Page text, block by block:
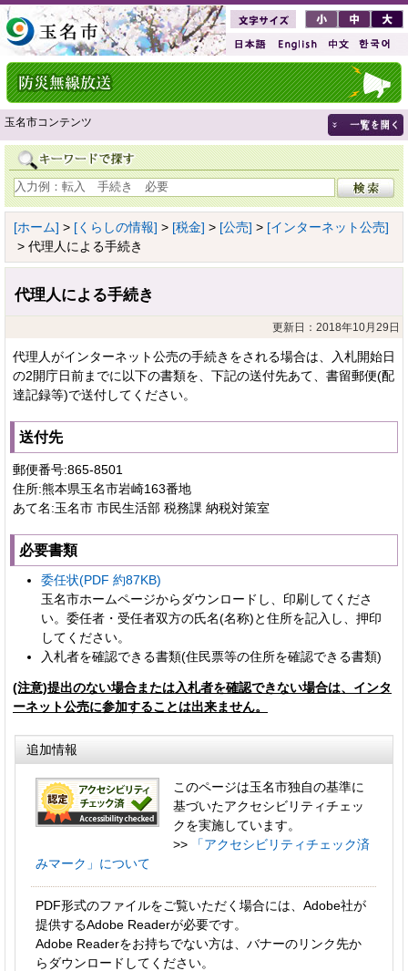
玉名市コンテンツ
[ホーム] > [くらしの情報] > [税金] > [公売] > [インターネット公売]
> 代理人による手続き
代理人による手続き
更新日：2018年10月29日
代理人がインターネット公売の手続きをされる場合は、入札開始日
の2開庁日前までに以下の書類を、下記の送付先あて、書留郵便(配
達記録等)で送付してください。
送付先
郵便番号:865-8501
住所:熊本県玉名市岩崎163番地
あて名:玉名市 市民生活部 税務課 納税対策室
必要書類
委任状(PDF 約87KB)
玉名市ホームページからダウンロードし、印刷してくださ
い。委任者・受任者双方の氏名(名称)と住所を記入し、押印
してください。
入札者を確認できる書類(住民票等の住所を確認できる書類)
(注意)提出のない場合または入札者を確認できない場合は、インタ
ーネット公売に参加することは出来ません。
追加情報
このページは玉名市独自の基準に
基づいたアクセシビリティチェッ
クを実施しています。
>>
「アクセシビリティチェック済
みマーク」について
PDF形式のファイルをご覧いただく場合には、Adobe社が
提供するAdobe Readerが必要です。
Adobe Readerをお持ちでない方は、バナーのリンク先か
らダウンロードしてください。